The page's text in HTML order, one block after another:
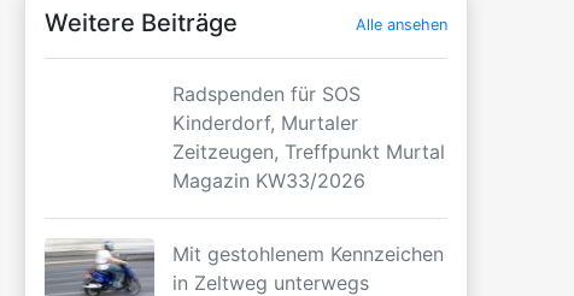
Weitere Beiträge Alle ansehen
Radspenden für SOS
Kinderdorf, Murtaler
Zeitzeugen, Treffpunkt Murtal
Magazin KW33/2026
Mit gestohlenem Kennzeichen
in Zeltweg unterwegs